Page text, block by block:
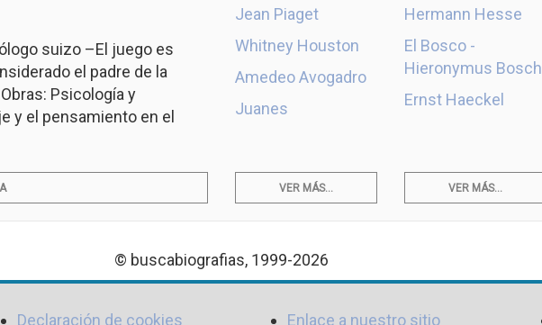
suizo –El juego es
el padre de la
Psicología y
y el pensamiento en el
Jean Piaget
Whitney Houston
Amedeo Avogadro
Juanes
Hermann Hesse
El Bosco -
Hieronymus Bosch
Ernst Haeckel
VER MÁS... VER MÁS...
© buscabiografias, 1999-2026
Declaración de cookies Enlace a nuestro sitio